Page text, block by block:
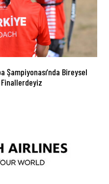
Şampiyonası’nda Bireysel
Finallerdeyiz